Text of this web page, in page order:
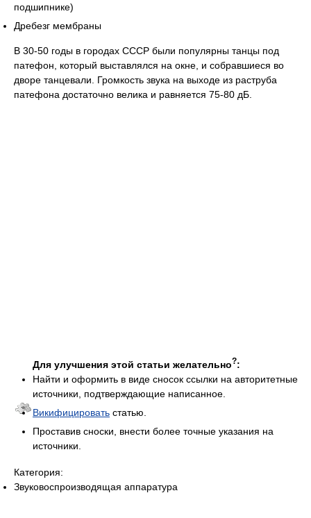
подшипнике)
Дребезг мембраны
В 30-50 годы в городах СССР были популярны танцы под
патефон, который выставлялся на окне, и собравшиеся во
дворе танцевали. Громкость звука на выходе из раструба
патефона достаточно велика и равняется 75-80 дБ.
Для улучшения этой статьи желательно?:
Найти и оформить в виде сносок ссылки на авторитетные
источники, подтверждающие написанное.
Викифицировать статью.
Проставив сноски, внести более точные указания на
источники.
Категория:
Звуковоспроизводящая аппаратура